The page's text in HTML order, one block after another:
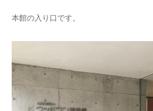
本館の入り口です。